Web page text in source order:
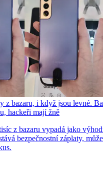
z bazaru, i když jsou levné.
hackeři mají žně
z bazaru vypadá jako
bezpečnostní záplaty,